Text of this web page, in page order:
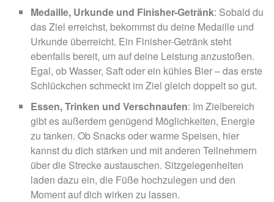
Medaille, Urkunde und Finisher-Getränk: Sobald du
das Ziel erreichst, bekommst du deine Medaille und
Urkunde überreicht. Ein Finisher-Getränk steht
ebenfalls bereit, um auf deine Leistung anzustoßen.
Egal, ob Wasser, Saft oder ein kühles Bier – das erste
Schlückchen schmeckt im Ziel gleich doppelt so gut.
Essen, Trinken und Verschnaufen: Im Zielbereich
gibt es außerdem genügend Möglichkeiten, Energie
zu tanken. Ob Snacks oder warme Speisen, hier
kannst du dich stärken und mit anderen Teilnehmern
über die Strecke austauschen. Sitzgelegenheiten
laden dazu ein, die Füße hochzulegen und den
Moment auf dich wirken zu lassen.